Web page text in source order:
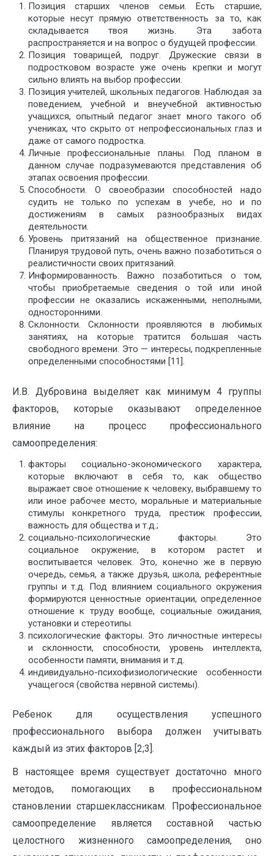
Позиция старших членов семьи. Есть старшие,
которые несут прямую ответственность за то, как
складывается твоя жизнь. Эта забота
распространяется и на вопрос о будущей профессии.
Позиция товарищей, подруг. Дружеские связи в
подростковом возрасте уже очень крепки и могут
сильно влиять на выбор профессии.
Позиция учителей, школьных педагогов. Наблюдая за
поведением, учебной и внеучебной активностью
учащихся, опытный педагог знает много такого об
учениках, что скрыто от непрофессиональных глаз и
даже от самого подростка.
Личные профессиональные планы. Под планом в
данном случае подразумеваются представления об
этапах освоения профессии.
Способности. О своеобразии способностей надо
судить не только по успехам в учебе, но и по
достижениям в самых разнообразных видах
деятельности.
Уровень притязаний на общественное признание.
Планируя трудовой путь, очень важно позаботиться о
реалистичности своих притязаний.
Информированность. Важно позаботиться о том,
чтобы приобретаемые сведения о той или иной
профессии не оказались искаженными, неполными,
односторонними.
Склонности. Склонности проявляются в любимых
занятиях, на которые тратится большая часть
свободного времени. Это — интересы, подкрепленные
определенными способностями [11].
И.В. Дубровина выделяет как минимум 4 группы
факторов, которые оказывают определенное
влияние на процесс профессионального
самоопределения:
факторы социально-экономического характера,
которые включают в себя то, как общество
выражает свое отношение к человеку, выбравшему то
или иное рабочее место, моральные и материальные
стимулы конкретного труда, престиж профессии,
важность для общества и т.д.;
социально-психологические факторы. Это
социальное окружение, в котором растет и
воспитывается человек. Это, конечно же в первую
очередь, семья, а также друзья, школа, референтные
группы и т.д. Под влиянием социального окружения
формируются ценностные ориентации, определенное
отношение к труду вообще, социальные ожидания,
установки и стереотипы.
психологические факторы. Это личностные интересы
и склонности, способности, уровень интеллекта,
особенности памяти, внимания и т.д.
индивидуально-психофизиологические особенности
учащегося (свойства нервной системы).
Ребенок для осуществления успешного
профессионального выбора должен учитывать
каждый из этих факторов [2;3].
В настоящее время существует достаточно много
методов, помогающих в профессиональном
становлении старшеклассникам. Профессиональное
самоопределение является составной частью
целостного жизненного самоопределения, оно